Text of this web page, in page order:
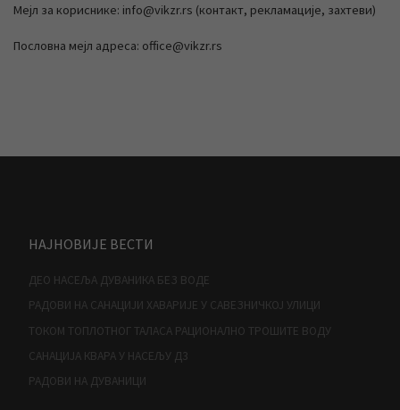
Мејл за кориснике: info@vikzr.rs (контакт, рекламације, захтеви)
Пословна мејл адреса: office@vikzr.rs
НАЈНОВИЈЕ ВЕСТИ
ДЕО НАСЕЉА ДУВАНИКА БЕЗ ВОДЕ
РАДОВИ НА САНАЦИЈИ ХАВАРИЈЕ У САВЕЗНИЧКОЈ УЛИЦИ
ТОКОМ ТОПЛОТНОГ ТАЛАСА РАЦИОНАЛНО ТРОШИТЕ ВОДУ
САНАЦИЈА КВАРА У НАСЕЉУ Д3
РАДОВИ НА ДУВАНИЦИ